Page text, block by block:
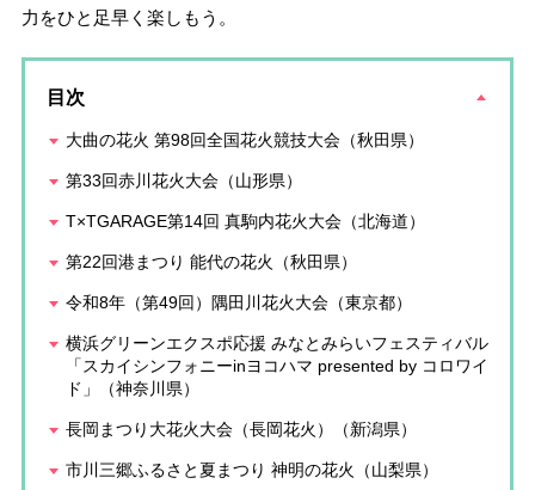
力をひと足早く楽しもう。
目次
大曲の花火 第98回全国花火競技大会（秋田県）
第33回赤川花火大会（山形県）
T×TGARAGE第14回 真駒内花火大会（北海道）
第22回港まつり 能代の花火（秋田県）
令和8年（第49回）隅田川花火大会（東京都）
横浜グリーンエクスポ応援 みなとみらいフェスティバル
「スカイシンフォニーinヨコハマ presented by コロワイ
ド」（神奈川県）
長岡まつり大花火大会（長岡花火）（新潟県）
市川三郷ふるさと夏まつり 神明の花火（山梨県）